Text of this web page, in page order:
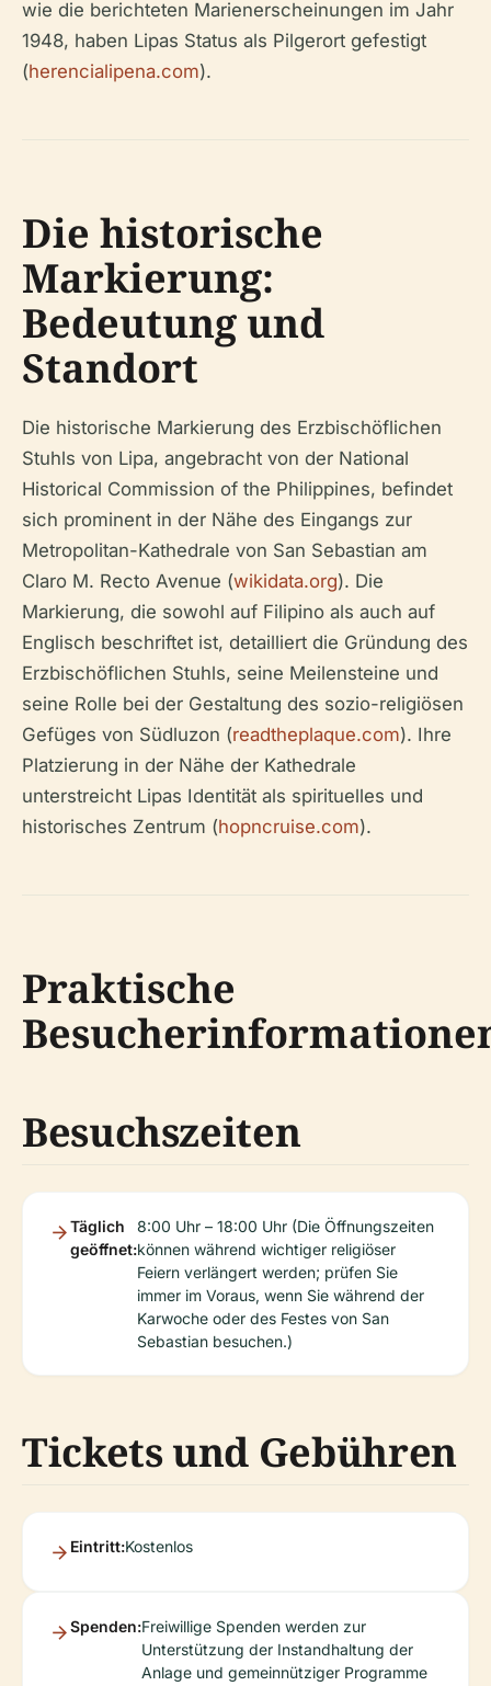
wie die berichteten Marienerscheinungen im Jahr
1948, haben Lipas Status als Pilgerort gefestigt
(herencialipena.com).
Die historische
Markierung:
Bedeutung und
Standort
Die historische Markierung des Erzbischöflichen
Stuhls von Lipa, angebracht von der National
Historical Commission of the Philippines, befindet
sich prominent in der Nähe des Eingangs zur
Metropolitan-Kathedrale von San Sebastian am
Claro M. Recto Avenue (wikidata.org). Die
Markierung, die sowohl auf Filipino als auch auf
Englisch beschriftet ist, detailliert die Gründung des
Erzbischöflichen Stuhls, seine Meilensteine und
seine Rolle bei der Gestaltung des sozio-religiösen
Gefüges von Südluzon (readtheplaque.com). Ihre
Platzierung in der Nähe der Kathedrale
unterstreicht Lipas Identität als spirituelles und
historisches Zentrum (hopncruise.com).
Praktische
Besuchszeiten
Täglich
geöffnet:
8:00 Uhr – 18:00 Uhr (Die Öffnungszeiten
können während wichtiger religiöser
Feiern verlängert werden; prüfen Sie
immer im Voraus, wenn Sie während der
Karwoche oder des Festes von San
Sebastian besuchen.)
Tickets und Gebühren
Eintritt:Kostenlos
Spenden:Freiwillige Spenden werden zur
Unterstützung der Instandhaltung der
Anlage und gemeinnütziger Programme